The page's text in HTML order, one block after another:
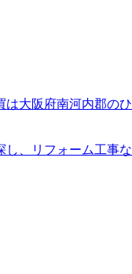
し、リフォーム工事な